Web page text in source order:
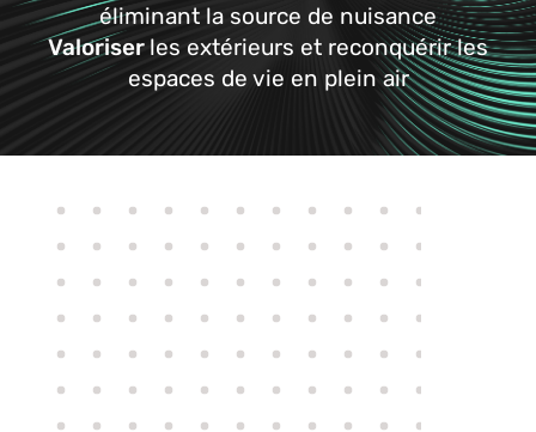
éliminant la source de nuisance
Valoriser les extérieurs et reconquérir les
espaces de vie en plein air